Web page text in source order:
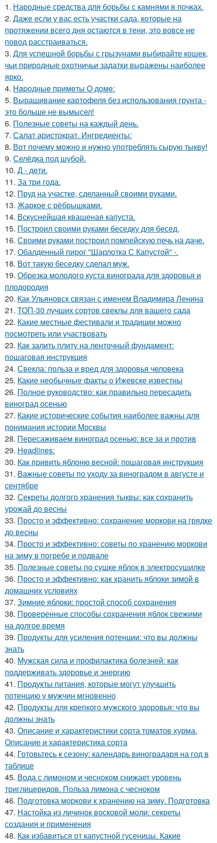
1. Народные средства для борьбы с камнями в почках.
2. Даже если у вас есть участки сада, которые на
протяжении всего дня остаются в тени, это вовсе не
повод расстраиваться.
3. Для успешной борьбы с грызунами выбирайте кошек,
чьи природные охотничьи задатки выражены наиболее
ярко.
4. Нapoдныe пpимeты O дoмe:
5. Выращивание картофеля без использования грунта -
это больше не вымысел!
6. Полезные советы на каждый день.
7. Салат аристократ. Ингредиенты:
8. Вот почему можно и нужно употреблять сырую тыкву!
9. Селёдка под шубой.
10. Д - дeти.
11. За три года.
12. Пруд на участке, сделанный своими руками.
13. Жаркое с рёбрышками.
14. Вскуснейшая квашеная капуста.
15. Построил своими руками беседку для бесед.
16. Своими руками построил помпейскую печь на даче.
17. Обалденный пирог "Шарлотка С Капустой" -.
18. Вот такую беседку сделал муж.
19. Обрезка молодого куста винограда для здоровья и
плодородия
20. Как Ульяновск связан с именем Владимира Ленина
21. ТОП-30 лучших сортов свеклы для вашего сада
22. Какие местные фестивали и традиции можно
посмотреть или участвовать
23. Как залить плиту на ленточный фундамент:
пошаговая инструкция
24. Свекла: польза и вред для здоровья человека
25. Какие необычные факты о Ижевске известны
26. Полное руководство: как правильно пересадить
виноград осенью
27. Какие исторические события наиболее важны для
понимания истории Москвы
28. Пересаживаем виноград осенью: все за и против
29. Headlines:
30. Как привить яблоню весной: пошаговая инструкция
31. Важные советы по уходу за виноградом в августе и
сентябре
32. Секреты долгого хранения тыквы: как сохранить
урожай до весны
33. Просто и эффективно: сохранение моркови на грядке
до весны
34. Просто и эффективно: советы по хранению моркови
на зиму в погребе и подвале
35. Полезные советы по сушке яблок в электросушилке
36. Просто и эффективно: как хранить яблоки зимой в
домашних условиях
37. Зимние яблоки: простой способ сохранения
38. Проверенные способы сохранения яблок свежими
на долгое время
39. Продукты для усиления потенции: что вы должны
знать
40. Мужская сила и профилактика болезней: как
поддерживать здоровье и энергию
41. Продукты питания, которые могут улучшить
потенцию у мужчин мгновенно
42. Продукты для крепкого мужского здоровья: что вы
должны знать
43. Описание и характеристики сорта томатов хурма.
Описание и характеристика сорта
44. Готовьтесь к сезону: календарь виноградаря на год в
таблице
45. Вода с лимоном и чесноком снижает уровень
триглицеридов. Польза лимона с чесноком
46. Подготовка моркови к хранению на зиму. Подготовка
47. Настойка из личинок восковой моли: секреты
создания и применения
48. Как избавиться от капустной гусеницы. Какие